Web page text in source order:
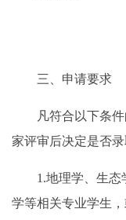
三、申请要求
凡符合以下条件
家评审后决定是否录
1.地理学、生态
学等相关专业学生